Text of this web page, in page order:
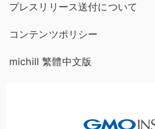
プレスリリース送付について
コンテンツポリシー
michill 繁體中文版